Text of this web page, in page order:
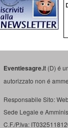
Eventiesagre.it (D) é
autorizzato non é
Responsabile Sito:
Sede Legale e
C.F./P.Iva: